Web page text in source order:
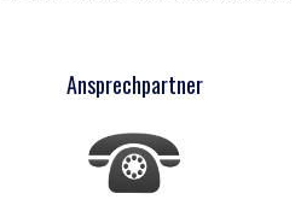
Ansprechpartner